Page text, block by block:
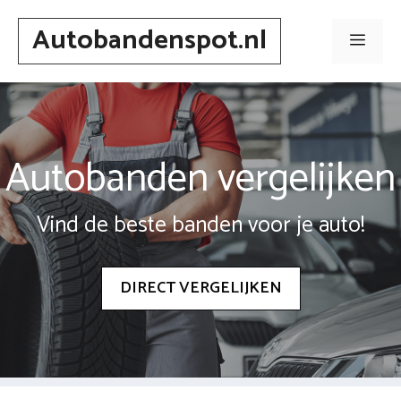
Spring
inhoudAutobandenspot.nl Menu
Autobanden vergelijken
Vind de beste banden voor je auto!
DIRECT VERGELIJKEN